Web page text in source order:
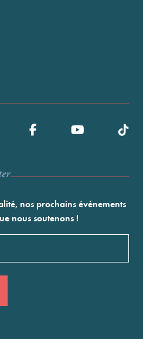
nos prochains événements
nous soutenons !